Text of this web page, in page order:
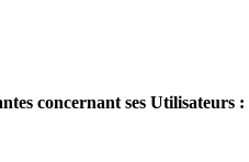
concernant ses Utilisateurs :